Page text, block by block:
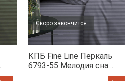
Скоро закончится
КПБ Fine Line Перкаль
6793-55 Мелодия сна